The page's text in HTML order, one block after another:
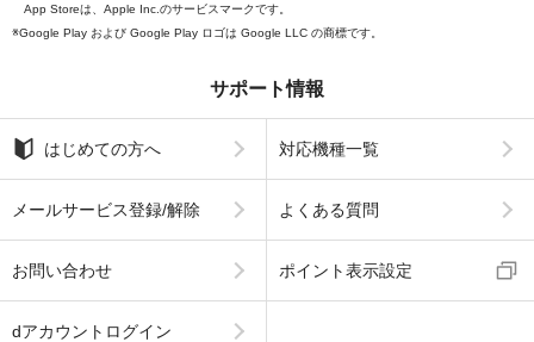
App Storeは、Apple Inc.のサービスマークです。
Google Play および Google Play ロゴは Google LLC の商標です。
サポート情報
はじめての方へ 対応機種一覧
メールサービス登録/解除 よくある質問
お問い合わせ ポイント表示設定
dアカウントログイン